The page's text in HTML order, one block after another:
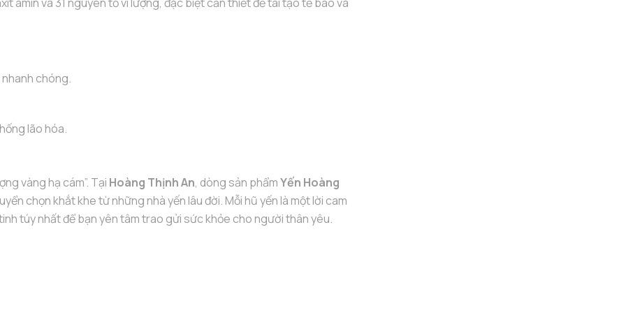
chóng.
lão hóa.
vàng hạ cám”. Tại Hoàng Thịnh An, dòng sản phẩmYến Hoàng
chọn khắt khe từ những nhà yến lâu đời. Mỗi hũ yến là một lời cam
túy nhất để bạn yên tâm trao gửi sức khỏe cho người thân yêu.